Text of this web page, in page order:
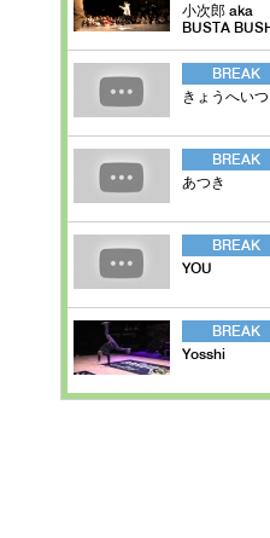
小次郎 aka
BUSTA
BREAK
きょうへい
BREAK
あつき
BREAK
YOU
BREAK
Yosshi